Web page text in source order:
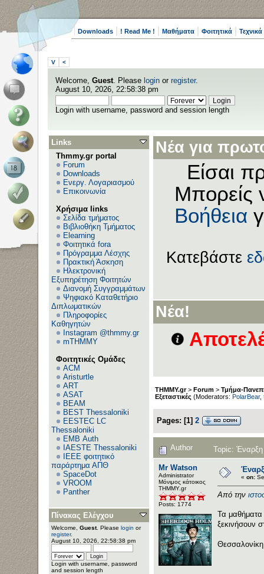
Downloads ! Read Me ! Μαθήματα Φοιτητικά
V <
Welcome, Guest. Please login or register.
August 10, 2026, 22:58:38 pm
Login with username, password and session length
Links
Thmmy.gr portal
Forum
Downloads
Ενεργ. Λογαριασμού
Επικοινωνία
Χρήσιμα links
Σελίδα τμήματος
Βιβλιοθήκη Τμήματος
Elearning
Φοιτητικά fora
Πρόγραμμα Λέσχης
Πρακτική Άσκηση
Ηλεκτρονική
Εξυπηρέτηση Φοιτητών
Διανομή Συγγραμμάτων
Ψηφιακό Καταθετήριο
Διπλωματικών
Πληροφορίες
Καθηγητών
Instagram @thmmy.gr
mTHMMY
Φοιτητικές Ομάδες
ACM
Aristurtle
ART
ASAT
BEAM
BEST Thessaloniki
EESTEC LC
Thessaloniki
EΜΒ Auth
IAESTE Thessaloniki
IEEE φοιτητικό
παράρτημα ΑΠΘ
SpaceDot
VROOM
Panther
Πίνακας Ελέγχου
Welcome, Guest. Please login or
register.
August 10, 2026, 22:58:38 pm
Login with username, password
and session length
Νέα για
Είσαι
Μπορείς
Βοήθεια
Κατεβάστε
Νέα!
THMMY.gr> Forum > Τμήμα-
Εξεταστικές (Moderators: PolarBear,
Pages: [1] 2
Author Topic: Έναρξη
Mr Watson
Administrator
Μόνιμος κάτοικος
ΤΗΜΜΥ.gr
Posts: 1774
« on:
Από την
Τα
ξεκινήσουν